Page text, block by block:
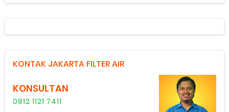
KONTAK JAKARTA FILTER AIR
KONSULTAN
0812 1121 7411